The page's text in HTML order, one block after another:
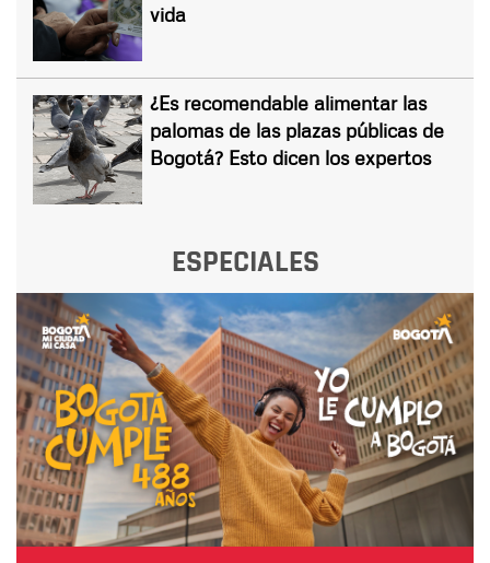
vida
¿Es recomendable alimentar las
palomas de las plazas públicas de
Bogotá? Esto dicen los expertos
ESPECIALES